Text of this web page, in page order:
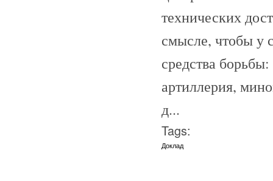
технических
смысле, чтобы у
средства
артиллерия,
д...
Tags:
Доклад